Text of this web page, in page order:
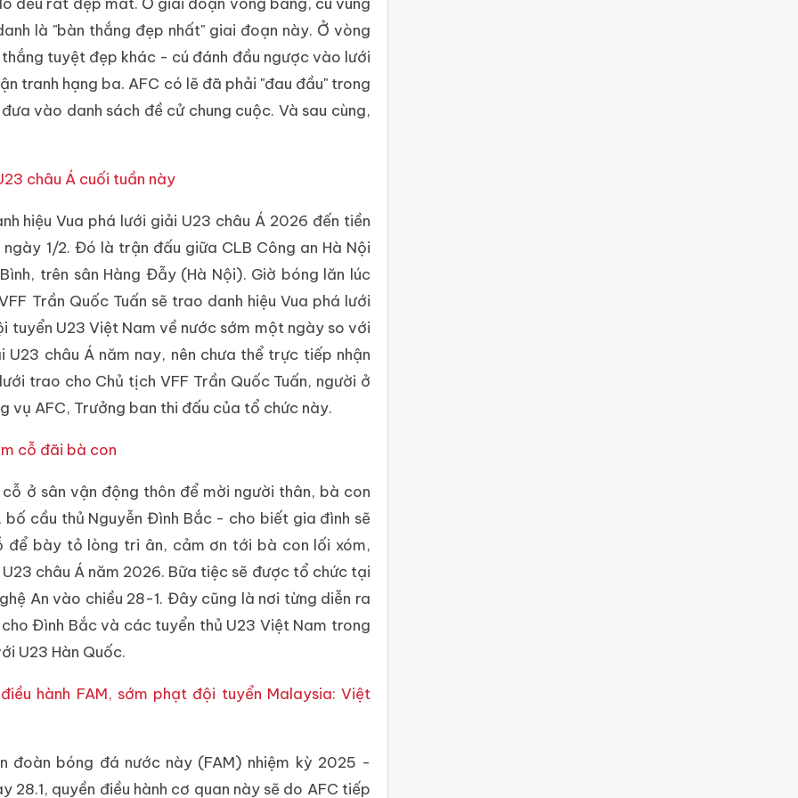
là "bàn thắng đẹp nhất" giai đoạn này. Ở vòng
tuyệt đẹp khác - cú đánh đầu ngược vào lưới
tranh hạng ba. AFC có lẽ đã phải "đau đầu" trong
vào danh sách đề cử chung cuộc. Và sau cùng,
châu Á cuối tuần này
hiệu Vua phá lưới giải U23 châu Á 2026 đến tiền
1/2. Đó là trận đấu giữa CLB Công an Hà Nội
trên sân Hàng Đẫy (Hà Nội). Giờ bóng lăn lúc
Trần Quốc Tuấn sẽ trao danh hiệu Vua phá lưới
tuyển U23 Việt Nam về nước sớm một ngày so với
châu Á năm nay, nên chưa thể trực tiếp nhận
trao cho Chủ tịch VFF Trần Quốc Tuấn, người ở
vụ AFC, Trưởng ban thi đấu của tổ chức này.
cỗ đãi bà con
ở sân vận động thôn để mời người thân, bà con
cầu thủ Nguyễn Đình Bắc - cho biết gia đình sẽ
bày tỏ lòng tri ân, cảm ơn tới bà con lối xóm,
châu Á năm 2026. Bữa tiệc sẽ được tổ chức tại
An vào chiều 28-1. Đây cũng là nơi từng diễn ra
Đình Bắc và các tuyển thủ U23 Việt Nam trong
U23 Hàn Quốc.
hành FAM, sớm phạt đội tuyển Malaysia: Việt
đoàn bóng đá nước này (FAM) nhiệm kỳ 2025 -
quyền điều hành cơ quan này sẽ do AFC tiếp